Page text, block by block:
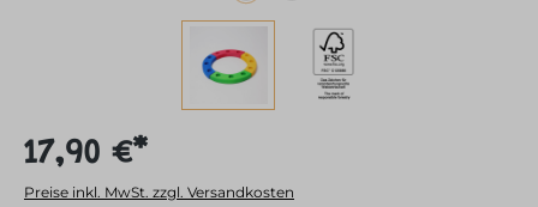
17,90 €*
Preise inkl. MwSt. zzgl. Versandkosten